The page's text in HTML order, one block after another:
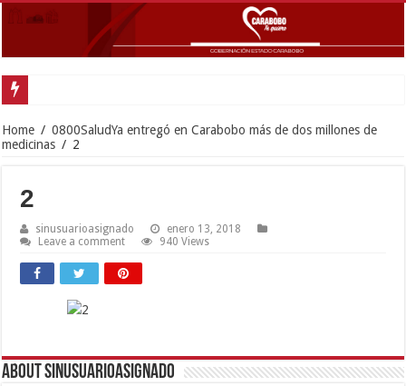
Home / 0800SaludYa entregó en Carabobo más de dos millones de
medicinas / 2
2
sinusuarioasignado
enero 13, 2018
Leave a comment
940 Views
About sinusuarioasignado